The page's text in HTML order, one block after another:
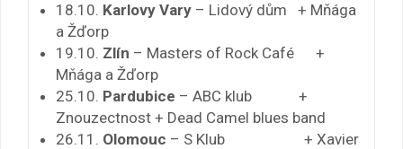
18.10. Karlovy Vary – Lidový dům + Mňága
a Žďorp
19.10. Zlín – Masters of Rock Café +
Mňága a Žďorp
25.10. Pardubice – ABC klub +
Znouzectnost + Dead Camel blues band
26.11. Olomouc – S Klub + Xavier